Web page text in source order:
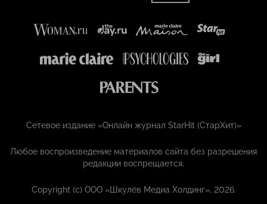
Сетевое издание «Онлайн журнал StarHit (СтарХит)»
Любое воспроизведение материалов сайта без разрешения
редакции воспрещается.
Copyright (с) ООО «Шкулёв Медиа Холдинг», 2026.